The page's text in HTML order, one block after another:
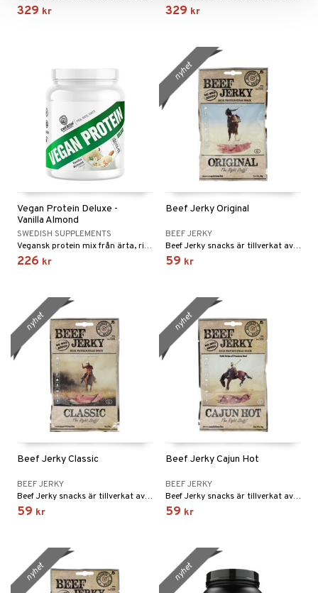
329 kr 329 kr
Vegan Protein Deluxe -
Vanilla Almond
SWEDISH SUPPLEMENTS
Vegansk protein mix från ärta, ris och havre. Speciellt passande att ta direkt efter träning
226 kr
Beef Jerky Original
BEEF JERKY
Beef Jerky snacks är tillverkat av finaste nötkött, Original har en något kryddstark smak.
59 kr
nyhet
Beef Jerky Classic
BEEF JERKY
Beef Jerky snacks är tillverkat av finaste nötkött, Classic är den mildaste som endast är lätt kryddat.
59 kr
nyhet
Beef Jerky Cajun Hot
BEEF JERKY
Beef Jerky snacks är tillverkat av finaste nötkött. Cajun Hot (kryddstark, extra het)
59 kr
nyhet
nyhet nyhet